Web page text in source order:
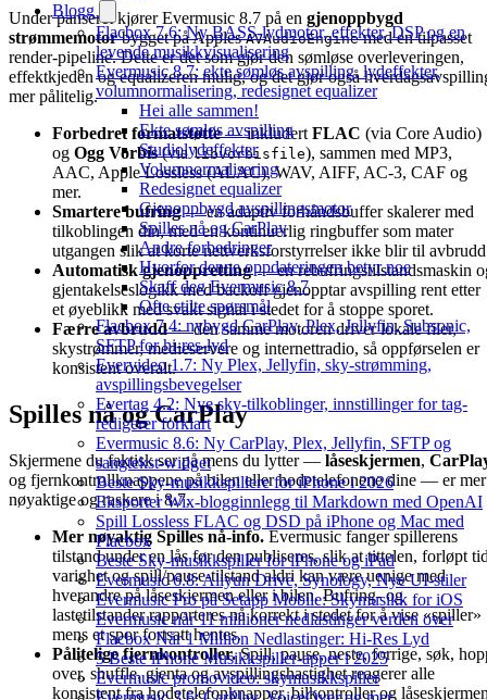
Blogg
Flacbox 7.6: Ny BASS-lydmotor, effekter, DSP og en
levende musikkvisualisering
Evermusic 8.7: ekte sømløs avspilling, lydeffekter,
volumnormalisering, redesignet equalizer
Hei alle sammen!
Ekte sømløs avspilling
Studiolydeffekter
Volumnormalisering
Redesignet equalizer
Gjenoppbygd avspillingsmotor
Spilles nå og CarPlay
Andre forbedringer
Hvorfor denne oppdateringen betyr noe
Skaff deg Evermusic 8.7
Ofte stilte spørsmål
Flacbox 7.4: nybygd CarPlay, Plex, Jellyfin, Subsonic,
SFTP for hi-res-lyd
Evervideo 1.7: Ny Plex, Jellyfin, sky-strømming,
avspillingsbevegelser
Evertag 4.2: Nye sky-tilkoblinger, innstillinger for tag-
redigerer forklart
Evermusic 8.6: Ny CarPlay, Plex, Jellyfin, SFTP og
sangtekst-widget
Beste Sky-musikkspillere for iPhone i 2026
Eksporter Wix-blogginnlegg til Markdown med OpenAI
Spill Lossless FLAC og DSD på iPhone og Mac med
Flacbox
Beste Sky-musikkspiller for iPhone og iPad
Evermusic 6.8: Aliyun Drive, Synology, Nye UI-stiler
Evermusic Pro på Setapp Mobile: Skymusikk for iOS
Evermusic når 11 millioner nedlastinger verden over
Flacbox Når 1 Million Nedlastinger: Hi-Res Lyd
5 Beste iPhone Musikkspiller-apper i 2025
Evermusic promovideo: skymusikkspiller
Under panseret kjører Evermusic 8.7 på en gjenoppbygd
strømmemotorbygget på ApplesAVAudioEnginemed en tilpasset
render-pipeline. Dette er det som gjør den sømløse overleveringen,
effektkjeden og equalizeren mulig, og det gjør også
mer pålitelig.
Forbedret formatstøtte— inkludert FLAC (via Core Audio)
og Ogg Vorbis(vialibvorbisfile), sammen med MP3,
AAC, Apple Lossless (ALAC), WAV, AIFF, AC-3, CAF og
mer.
Smartere bufring— en adaptiv forhåndsbuffer skalerer med
tilkoblingen din, med en kontinuerlig ringbuffer som mater
utgangen slik at korte nettverksforstyrrelser ikke blir til
Automatisk gjenoppretting— en rebufringstilstandsmaskin
gjentakelseslogikk med backoff gjenopptar avspilling rent etter
et øyeblikk med svakt signal i stedet for å stoppe sporet.
Færre avbrudd— den samme motoren driver lokale filer,
skystrømmer, medieservere og internettradio, så oppførselen er
konsistent overalt.
Spilles nå og CarPlay
Skjermene du faktisk ser på mens du lytter — låseskjermen,
og fjernkontrollknappene på bilen eller hodetelefonene dine — er mer
nøyaktige og raskere i 8.7.
Mer nøyaktig Spilles nå-info. Evermusic fanger spillerens
tilstand under en lås før den publiseres, slik at tittelen, forløpt
varighet og spill/pause-tilstand aldri kan være uenige med
hverandre på låseskjermen eller i bilen. Bufring- og
lastetilstander rapporteres nå korrekt i stedet for å vise «spiller»
mens et spor fortsatt hentes.
Pålitelige fjernkontroller.Spill, pause, neste, forrige, søk,
over, shuffle, gjenta og avspillingshastighet reagerer alle
konsistent fra hodetelefonknapper, bilkontroller og